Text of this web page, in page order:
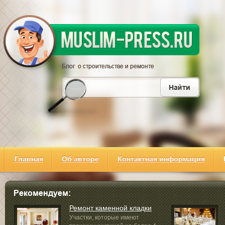
Главная Об авторе Контактная информация
Ремонт каменной кладки
Участки, которые имеют